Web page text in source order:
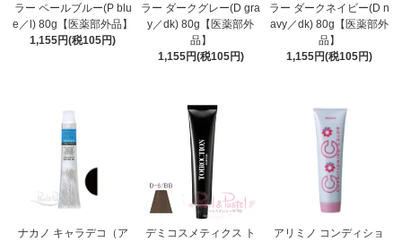
ラー ペールブルー(P blu
e／l) 80g【医薬部外品】
1,155円(税105円)
ラー ダークグレー(D gra
y／dk) 80g【医薬部外
品】
1,155円(税105円)
ラー ダークネイビー(D n
avy／dk) 80g【医薬部外
品】
1,155円(税105円)
ナカノ キャラデコ（ア
デミコスメティクス ト
アリミノ コンディショ